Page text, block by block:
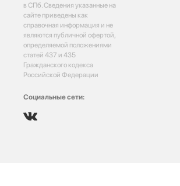
в СПб. Сведения указанные на
сайте приведены как
справочная информация и не
являются публичной офертой,
определяемой положениями
статей 437 и 435
Гражданского кодекса
Российской Федерации
Социальные сети: